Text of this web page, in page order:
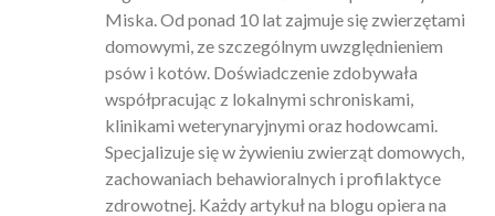
Miska. Od ponad 10 lat zajmuje się zwierzętami
domowymi, ze szczególnym uwzględnieniem
psów i kotów. Doświadczenie zdobywała
współpracując z lokalnymi schroniskami,
klinikami weterynaryjnymi oraz hodowcami.
Specjalizuje się w żywieniu zwierząt domowych,
zachowaniach behawioralnych i profilaktyce
zdrowotnej. Każdy artykuł na blogu opiera na